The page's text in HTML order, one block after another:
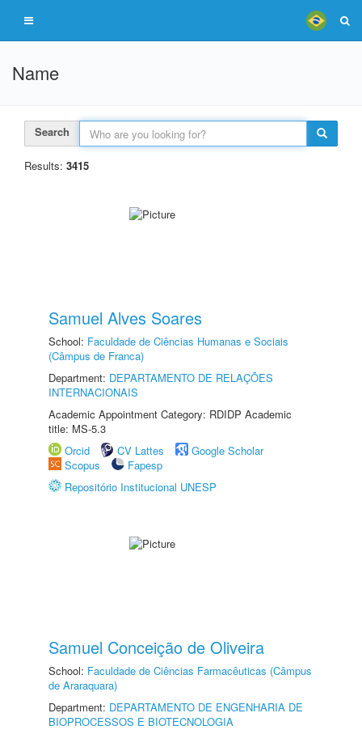
Name
Search
Results: 3415
Samuel Alves Soares
School: Faculdade de Ciências Humanas e Sociais
(Câmpus de Franca)
Department: DEPARTAMENTO DE RELAÇÕES
INTERNACIONAIS
Academic Appointment Category: RDIDP Academic
title: MS-5.3
Orcid
CV Lattes
Google Scholar
Scopus
Fapesp
Repositório Institucional UNESP
Samuel Conceição de Oliveira
School: Faculdade de Ciências Farmacêuticas (Câmpus
de Araraquara)
Department: DEPARTAMENTO DE ENGENHARIA DE
BIOPROCESSOS E BIOTECNOLOGIA